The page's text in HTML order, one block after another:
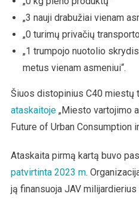
„3 nauji drabužiai vienam
„0 turimų privačių
„1 trumpojo nuotolio
metus vienam asmeniui“.
Šiuos distopinius C40 miestų
ataskaitoje„Miesto vartojimo
Future of Urban Consumption
Ataskaita pirmą kartą buvo
patvirtinta 2023 m.
ją finansuoja JAV